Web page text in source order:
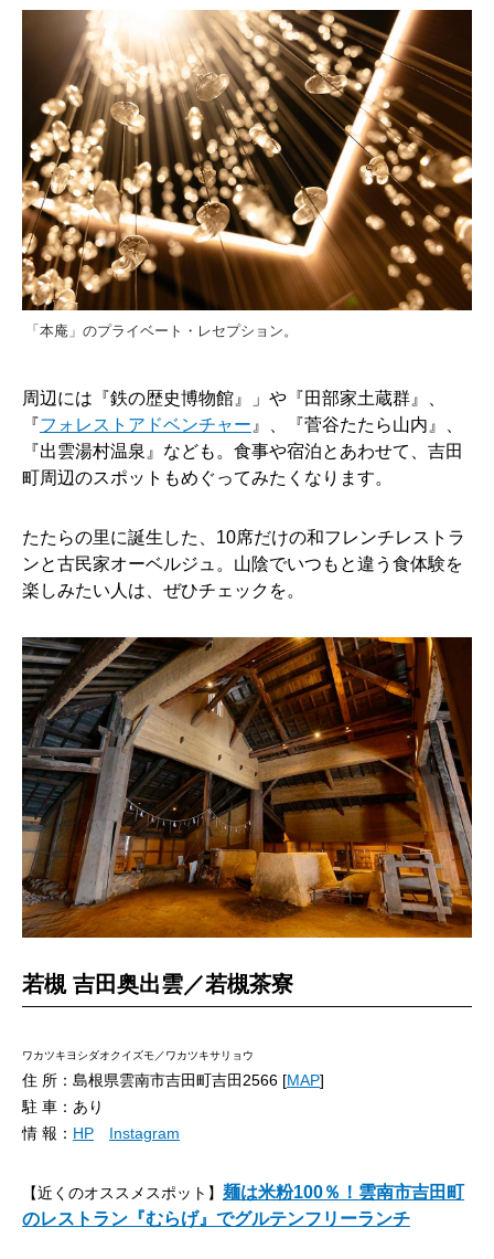
「本庵」のプライベート・レセプション。
周辺には『鉄の歴史博物館』」や『田部家土蔵群』、
『フォレストアドベンチャー 』、『菅谷たたら山内』、
『出雲湯村温泉』なども。食事や宿泊とあわせて、吉田
町周辺のスポットもめぐってみたくなります。
たたらの里に誕生した、10席だけの和フレンチレストラ
ンと古民家オーベルジュ。山陰でいつもと違う食体験を
楽しみたい人は、ぜひチェックを。
若槻 吉田奥出雲／若槻茶寮
ワカツキヨシダオクイズモ／ワカツキサリョウ
住 所：島根県雲南市吉田町吉田2566 [MAP]
駐 車：あり
情 報： HP Instagram
【近くのオススメスポット】 麺は米粉100％！雲南市吉田町
のレストラン『むらげ』でグルテンフリーランチ